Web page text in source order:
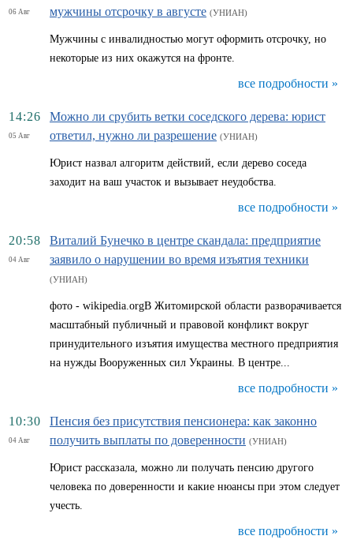
06 Авг
мужчины отсрочку в августе (УНИАН)
Мужчины с инвалидностью могут оформить отсрочку, но
некоторые из них окажутся на фронте.
все подробности »
14:26
05 Авг
Можно ли срубить ветки соседского дерева: юрист
ответил, нужно ли разрешение (УНИАН)
Юрист назвал алгоритм действий, если дерево соседа
заходит на ваш участок и вызывает неудобства.
все подробности »
20:58
04 Авг
Виталий Бунечко в центре скандала: предприятие
заявило о нарушении во время изъятия техники
(УНИАН)
фото - wikipedia.orgВ Житомирской области разворачивается
масштабный публичный и правовой конфликт вокруг
принудительного изъятия имущества местного предприятия
на нужды Вооруженных сил Украины. В центре...
все подробности »
10:30
04 Авг
Пенсия без присутствия пенсионера: как законно
получить выплаты по доверенности (УНИАН)
Юрист рассказала, можно ли получать пенсию другого
человека по доверенности и какие нюансы при этом следует
учесть.
все подробности »